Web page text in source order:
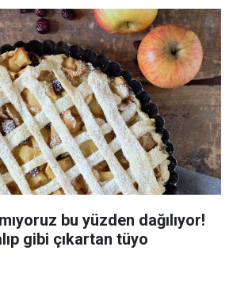
bu yüzden dağılıyor!
gibi çıkartan tüyo